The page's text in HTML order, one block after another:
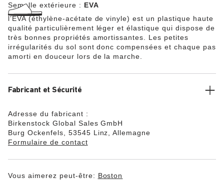
Semelle extérieure : EVA
l’EVA (éthylène-acétate de vinyle) est un plastique haute
qualité particulièrement léger et élastique qui dispose de
très bonnes propriétés amortissantes. Les petites
irrégularités du sol sont donc compensées et chaque pas
amorti en douceur lors de la marche.
Fabricant et Sécurité
Adresse du fabricant :
Birkenstock Global Sales GmbH
Burg Ockenfels, 53545 Linz, Allemagne
Formulaire de contact
Vous aimerez peut-être: Boston